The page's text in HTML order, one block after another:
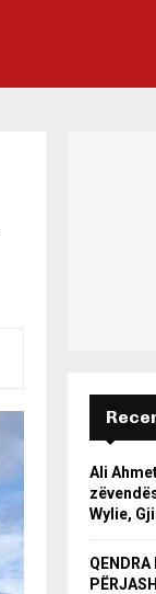
Ali
Wylie,
QENDRA